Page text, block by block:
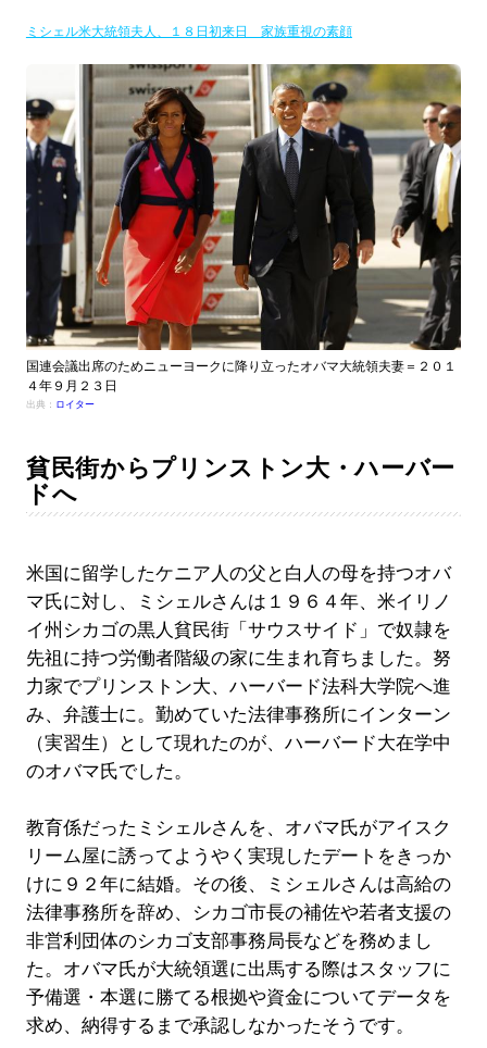
ミシェル米大統領夫人、１８日初来日 家族重視の素顔
国連会議出席のためニューヨークに降り立ったオバマ大統領夫妻＝２０１
４年９月２３日
出典： ロイター
貧民街からプリンストン大・ハーバー
ドへ
米国に留学したケニア人の父と白人の母を持つオバ
マ氏に対し、ミシェルさんは１９６４年、米イリノ
イ州シカゴの黒人貧民街「サウスサイド」で奴隷を
先祖に持つ労働者階級の家に生まれ育ちました。努
力家でプリンストン大、ハーバード法科大学院へ進
み、弁護士に。勤めていた法律事務所にインターン
（実習生）として現れたのが、ハーバード大在学中
のオバマ氏でした。
教育係だったミシェルさんを、オバマ氏がアイスク
リーム屋に誘ってようやく実現したデートをきっか
けに９２年に結婚。その後、ミシェルさんは高給の
法律事務所を辞め、シカゴ市長の補佐や若者支援の
非営利団体のシカゴ支部事務局長などを務めまし
た。オバマ氏が大統領選に出馬する際はスタッフに
予備選・本選に勝てる根拠や資金についてデータを
求め、納得するまで承認しなかったそうです。